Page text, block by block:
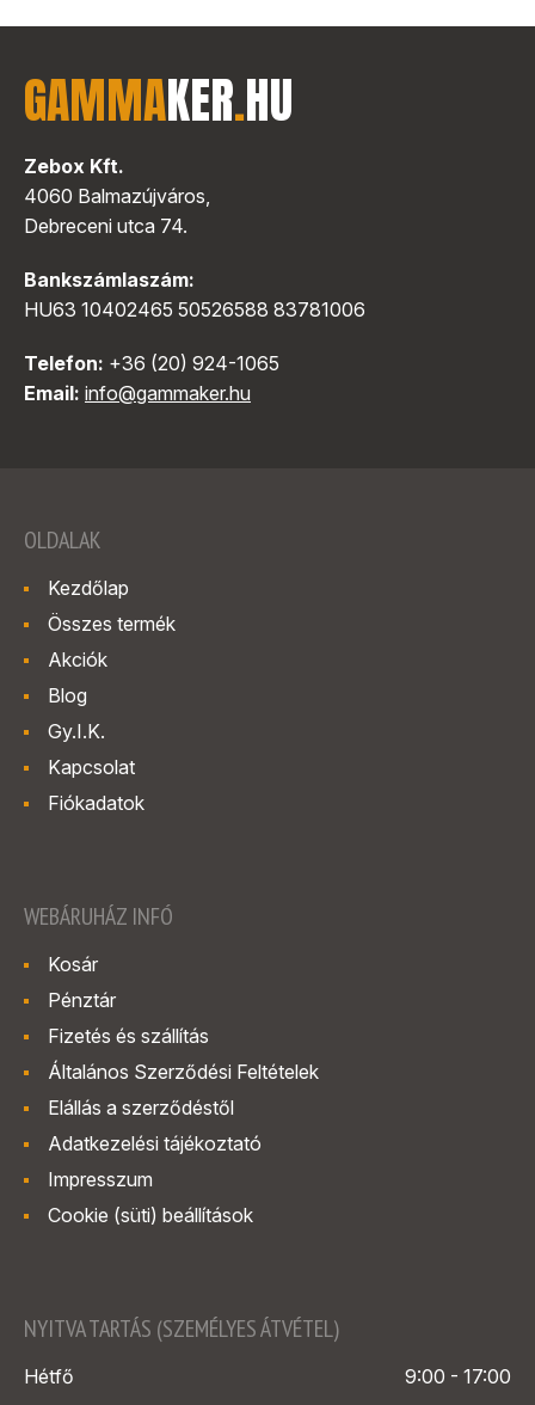
GAMMAKER.HU
Zebox Kft.
4060 Balmazújváros,
Debreceni utca 74.
Bankszámlaszám:
HU63 10402465 50526588 83781006
Telefon: +36 (20) 924-1065
Email: info@gammaker.hu
OLDALAK
Kezdőlap
Összes termék
Akciók
Blog
Gy.I.K.
Kapcsolat
Fiókadatok
WEBÁRUHÁZ INFÓ
Kosár
Pénztár
Fizetés és szállítás
Általános Szerződési Feltételek
Elállás a szerződéstől
Adatkezelési tájékoztató
Impresszum
Cookie (süti) beállítások
NYITVA TARTÁS (SZEMÉLYES ÁTVÉTEL)
Hétfő
9:00 - 17:00